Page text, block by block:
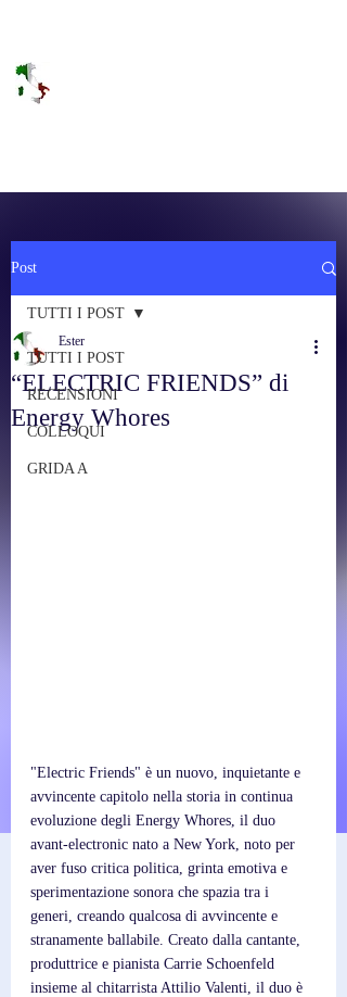
Post
TUTTI I POST
RECENSIONI
COLLOQUI
GRIDA A
TUTTI I POST
“ELECTRIC FRIENDS” di
Energy Whores
Ester
"Electric Friends" è un nuovo, inquietante e
avvincente capitolo nella storia in continua
evoluzione degli Energy Whores, il duo
avant-electronic nato a New York, noto per
aver fuso critica politica, grinta emotiva e
sperimentazione sonora che spazia tra i
generi, creando qualcosa di avvincente e
stranamente ballabile. Creato dalla cantante,
produttrice e pianista Carrie Schoenfeld
insieme al chitarrista Attilio Valenti, il duo è